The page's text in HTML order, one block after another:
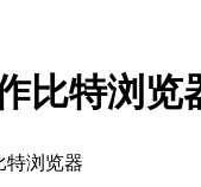
比特浏览
特浏览器